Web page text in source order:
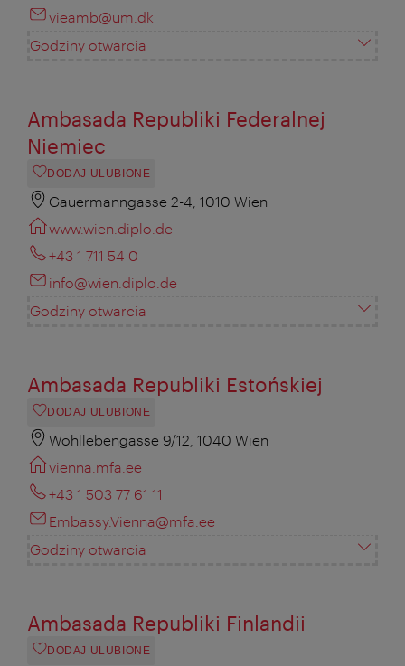
vieamb@um.dk
Godziny otwarcia
Ambasada Republiki Federalnej
Niemiec
DODAJ ULUBIONE
Gauermanngasse 2-4, 1010 Wien
www.wien.diplo.de
+43 1 711 54 0
info@wien.diplo.de
Godziny otwarcia
Ambasada Republiki Estońskiej
DODAJ ULUBIONE
Wohllebengasse 9/12, 1040 Wien
vienna.mfa.ee
+43 1 503 77 61 11
Embassy.Vienna@mfa.ee
Godziny otwarcia
Ambasada Republiki Finlandii
DODAJ ULUBIONE